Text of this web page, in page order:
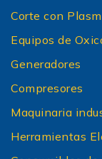
Corte con
Equipos de
Generadores
Compresores
Maquinaria
Herramientas